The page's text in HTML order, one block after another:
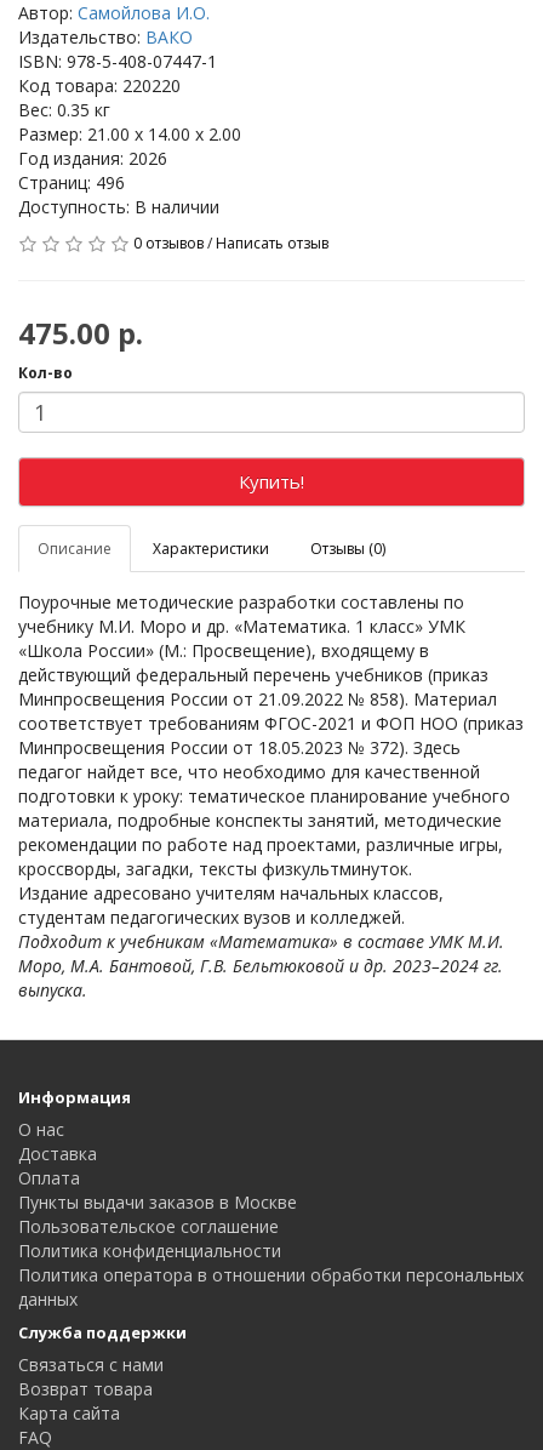
Автор: Самойлова И.О.
Издательство: ВАКО
ISBN: 978-5-408-07447-1
Код товара: 220220
Вес: 0.35 кг
Размер: 21.00 x 14.00 x 2.00
Год издания: 2026
Страниц: 496
Доступность: В наличии
0 отзывов/Написать отзыв
475.00 р.
Кол-во
Купить!
Описание Характеристики Отзывы (0)
Поурочные методические разработки составлены по
учебнику М.И. Моро и др. «Математика. 1 класс» УМК
«Школа России» (М.: Просвещение), входящему в
действующий федеральный перечень учебников (приказ
Минпросвещения России от 21.09.2022 № 858). Материал
соответствует требованиям ФГОС-2021 и ФОП НОО (приказ
Минпросвещения России от 18.05.2023 № 372). Здесь
педагог найдет все, что необходимо для качественной
подготовки к уроку: тематическое планирование учебного
материала, подробные конспекты занятий, методические
рекомендации по работе над проектами, различные игры,
кроссворды, загадки, тексты физкультминуток.
Издание адресовано учителям начальных классов,
студентам педагогических вузов и колледжей.
Подходит к учебникам «Математика» в составе УМК М.И.
Моро, М.А. Бантовой, Г.В. Бельтюковой и др. 2023–2024 гг.
выпуска.
Информация
О нас
Доставка
Оплата
Пункты выдачи заказов в Москве
Пользовательское соглашение
Политика конфиденциальности
Политика оператора в отношении обработки персональных
данных
Служба поддержки
Связаться с нами
Возврат товара
Карта сайта
FAQ